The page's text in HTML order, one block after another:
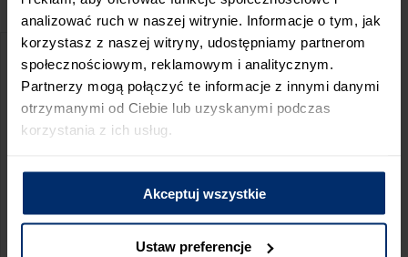
analizować ruch w naszej witrynie. Informacje o tym, jak
korzystasz z naszej witryny, udostępniamy partnerom
społecznościowym, reklamowym i analitycznym.
Partnerzy mogą połączyć te informacje z innymi danymi
otrzymanymi od Ciebie lub uzyskanymi podczas
korzystania z ich usług.
Akceptuj wszystkie
Ustaw preferencje
KALKULATOR ZUŻYCIA
Oblicz, jaką ilość produktów potrzebujesz,